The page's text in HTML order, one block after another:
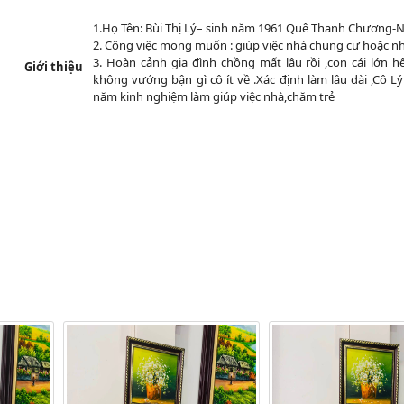
Giới thiệu
1.Họ Tên: Bùi Thị Lý– sinh năm 1961 Quê Thanh Chương-
2. Công việc mong muốn : giúp việc nhà chung cư hoặc
3. Hoàn cảnh gia đình chồng mất lâu rồi ,con cái lớn
không vướng bận gì cô ít về .Xác định làm lâu dài ,Cô
năm kinh nghiệm làm giúp việc nhà,chăm trẻ